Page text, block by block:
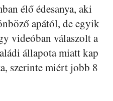
élő édesanya, aki
apától, de egyik
videóban válaszolt a
állapota miatt kap
szerinte miért jobb 8